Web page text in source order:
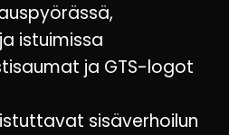
istuimissa
ja GTS-logot
sisäverhoilun